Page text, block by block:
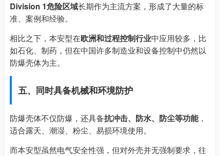
Division 1危险区域长期作为主流方案，形成了大量的标
准、案例和经验。
相比之下，本安型在欧洲和过程控制行业中应用较多，比
如石化、制药，但在中国许多制造业和设备控制中仍然以
防爆壳体为主。
五、同时具备机械和环境防护
防爆壳体不仅防爆，还具备抗冲击、防水、防尘等功能，
适合露天、潮湿、粉尘、易损环境使用。
而本安型虽然电气安全性强，但对外壳并无强制要求，往